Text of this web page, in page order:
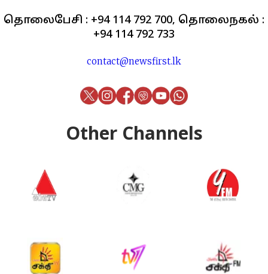
தொலைபேசி : +94 114 792 700, தொலைநகல் :
+94 114 792 733
contact@newsfirst.lk
Other Channels